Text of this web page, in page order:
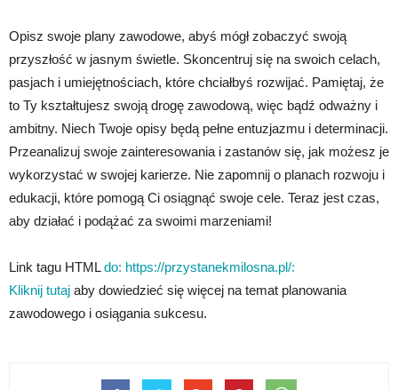
Opisz swoje plany zawodowe, abyś mógł zobaczyć swoją
przyszłość w jasnym świetle. Skoncentruj się na swoich celach,
pasjach i umiejętnościach, które chciałbyś rozwijać. Pamiętaj, że
to Ty kształtujesz swoją drogę zawodową, więc bądź odważny i
ambitny. Niech Twoje opisy będą pełne entuzjazmu i determinacji.
Przeanalizuj swoje zainteresowania i zastanów się, jak możesz je
wykorzystać w swojej karierze. Nie zapomnij o planach rozwoju i
edukacji, które pomogą Ci osiągnąć swoje cele. Teraz jest czas,
aby działać i podążać za swoimi marzeniami!
Link tagu HTMLdo: https://przystanekmilosna.pl/:
Kliknij tutaj aby dowiedzieć się więcej na temat planowania
zawodowego i osiągania sukcesu.